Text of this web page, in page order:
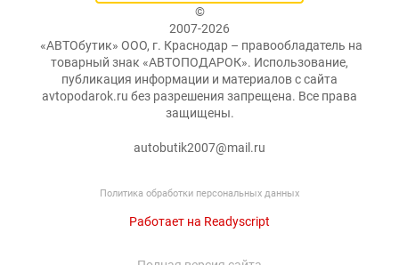
©
2007-2026
«АВТОбутик» ООО, г. Краснодар – правообладатель на
товарный знак «АВТОПОДАРОК». Использование,
публикация информации и материалов с сайта
avtopodarok.ru без разрешения запрещена. Все права
защищены.
autobutik2007@mail.ru
Политика обработки персональных данных
Работает на Readyscript